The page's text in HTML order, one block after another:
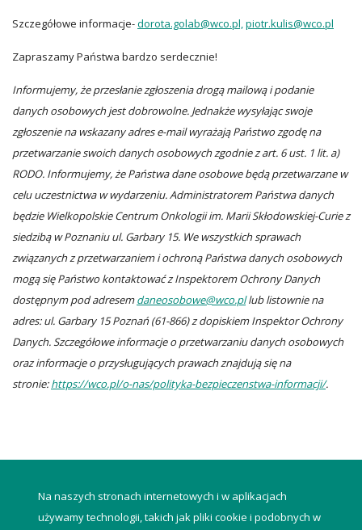
Na naszych stronach internetowych i w aplikacjach
używamy technologii, takich jak pliki cookie i podobnych w
Szczegółowe informacje-dorota.golab@wco.pl,piotr.kulis@wco.pl
Zapraszamy Państwa bardzo serdecznie!
Informujemy, że przesłanie zgłoszenia drogą mailową i podanie
danych osobowych jest dobrowolne. Jednakże wysyłając swoje
zgłoszenie na wskazany adres e-mail wyrażają Państwo zgodę na
przetwarzanie swoich danych osobowych zgodnie z art. 6 ust. 1 lit. a)
RODO. Informujemy, że Państwa dane osobowe będą przetwarzane w
celu uczestnictwa w wydarzeniu. Administratorem Państwa danych
będzie Wielkopolskie Centrum Onkologii im. Marii Skłodowskiej-Curie z
siedzibą w Poznaniu ul. Garbary 15. We wszystkich sprawach
związanych z przetwarzaniem i ochroną Państwa danych osobowych
mogą się Państwo kontaktować z Inspektorem Ochrony Danych
dostępnym pod adresemdaneosobowe@wco.pllub listownie na
adres: ul. Garbary 15 Poznań (61-866) z dopiskiem Inspektor Ochrony
Danych. Szczegółowe informacje o przetwarzaniu danych osobowych
oraz informacje o przysługujących prawach znajdują się na
stronie:https://wco.pl/o-nas/polityka-bezpieczenstwa-informacji/.
powrót do listy